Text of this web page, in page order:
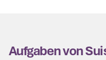
Aufgaben von